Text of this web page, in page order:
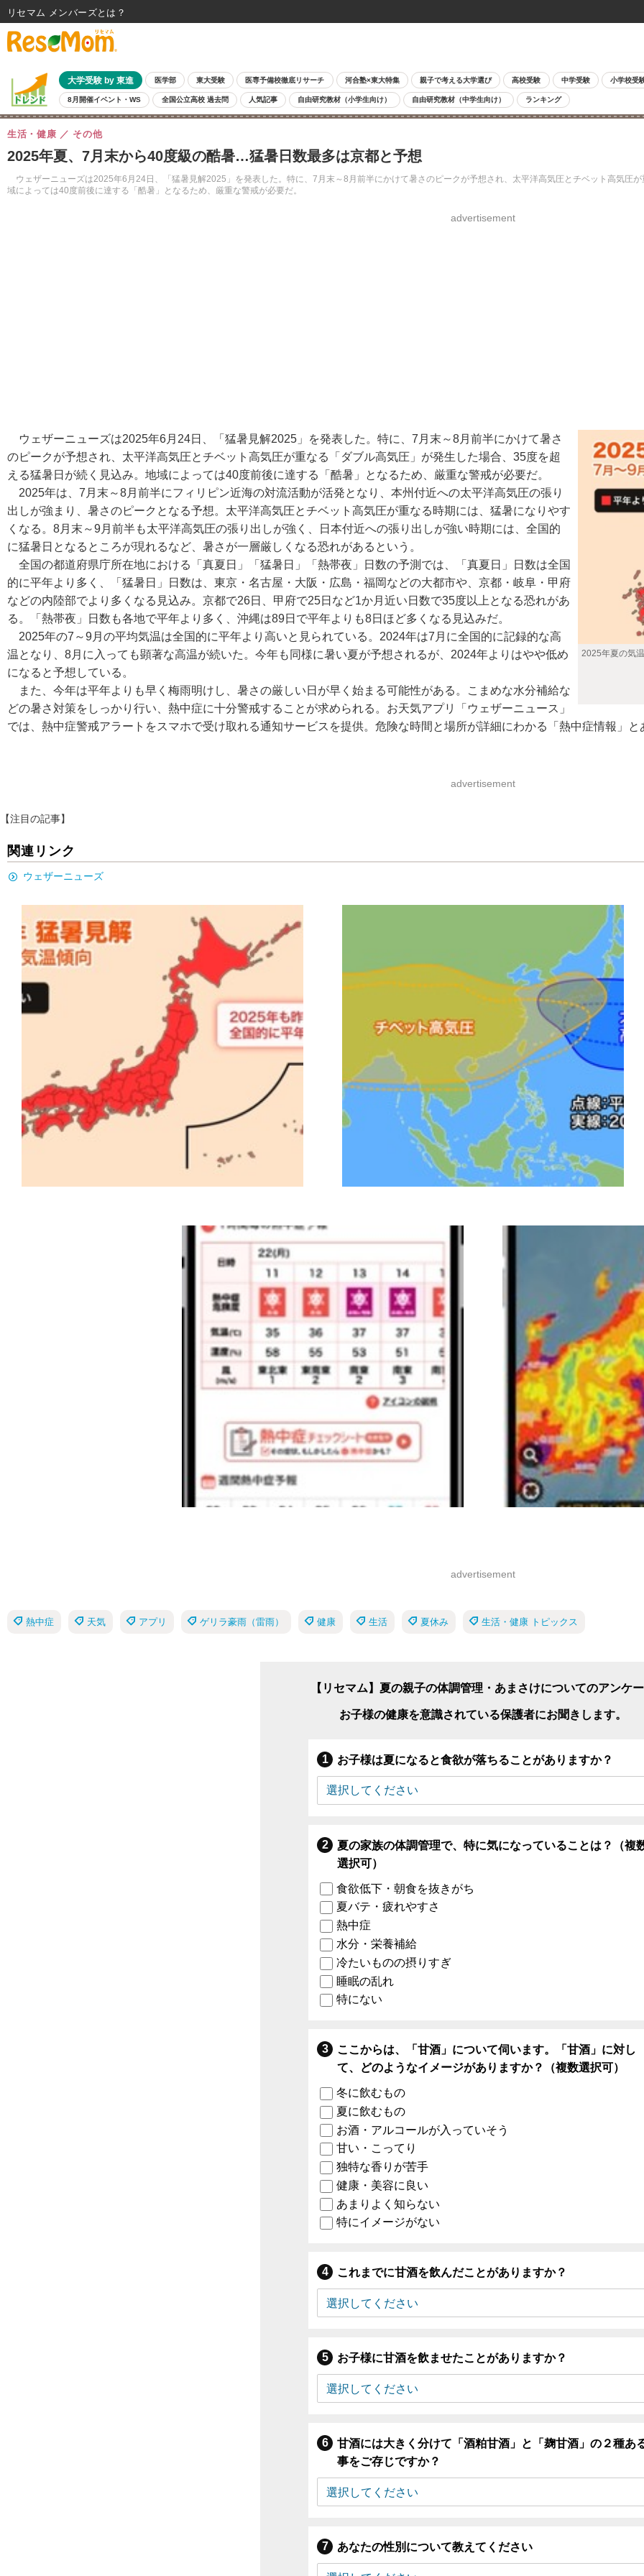
大学受験 by 東進 医学部 東大受験 医専予備校徹底リサーチ 河合塾×東大特集 親子で考える大学選び 高校受験 中学受験 小学校受
8月開催イベント・WS 全国公立高校 過去問 人気記事 自由研究教材（小学生向け） 自由研究教材（中学生向け） ランキング
2025年夏、7月末から40度級の酷暑…猛暑日数最多は京都と予想
ウェザーニューズは2025年6月24日、「猛暑見解2025」を発表した。特に、7月末～8月前半にかけて暑さのピークが予想され、太平洋高気圧とチベット高気圧
域によっては40度前後に達する「酷暑」となるため、厳重な警戒が必要だ。
生活・健康 その他
advertisement
2025年夏の気
ウェザーニューズは2025年6月24日、「猛暑見解2025」を発表した。特に、7月末～8月前半にかけて暑さ
のピークが予想され、太平洋高気圧とチベット高気圧が重なる「ダブル高気圧」が発生した場合、35度を超
える猛暑日が続く見込み。地域によっては40度前後に達する「酷暑」となるため、厳重な警戒が必要だ。
2025年は、7月末～8月前半にフィリピン近海の対流活動が活発となり、本州付近への太平洋高気圧の張り
出しが強まり、暑さのピークとなる予想。太平洋高気圧とチベット高気圧が重なる時期には、猛暑になりやす
くなる。8月末～9月前半も太平洋高気圧の張り出しが強く、日本付近への張り出しが強い時期には、全国的
に猛暑日となるところが現れるなど、暑さが一層厳しくなる恐れがあるという。
全国の都道府県庁所在地における「真夏日」「猛暑日」「熱帯夜」日数の予測では、「真夏日」日数は全国
的に平年より多く、「猛暑日」日数は、東京・名古屋・大阪・広島・福岡などの大都市や、京都・岐阜・甲府
などの内陸部でより多くなる見込み。京都で26日、甲府で25日など1か月近い日数で35度以上となる恐れがあ
る。「熱帯夜」日数も各地で平年より多く、沖縄は89日で平年よりも8日ほど多くなる見込みだ。
2025年の7～9月の平均気温は全国的に平年より高いと見られている。2024年は7月に全国的に記録的な高
温となり、8月に入っても顕著な高温が続いた。今年も同様に暑い夏が予想されるが、2024年よりはやや低め
になると予想している。
また、今年は平年よりも早く梅雨明けし、暑さの厳しい日が早く始まる可能性がある。こまめな水分補給な
どの暑さ対策をしっかり行い、熱中症に十分警戒することが求められる。お天気アプリ「ウェザーニュース」
では、熱中症警戒アラートをスマホで受け取れる通知サービスを提供。危険な時間と場所が詳細にわかる「熱中症情報」
advertisement
【注目の記事】
関連リンク
ウェザーニューズ
advertisement
熱中症 天気 アプリ ゲリラ豪雨（雷雨） 健康 生活 夏休み 生活・健康 トピックス
【リセマム】夏の親子の体調管理・あまさけについてのアンケ
お子様の健康を意識されている保護者にお聞きします。
お子様は夏になると食欲が落ちることがありますか？
夏の家族の体調管理で、特に気になっていることは？（複
選択可）
食欲低下・朝食を抜きがち
夏バテ・疲れやすさ
熱中症
水分・栄養補給
冷たいものの摂りすぎ
睡眠の乱れ
特にない
ここからは、「甘酒」について伺います。「甘酒」に対し
て、どのようなイメージがありますか？（複数選択可）
冬に飲むもの
夏に飲むもの
お酒・アルコールが入っていそう
甘い・こってり
独特な香りが苦手
健康・美容に良い
あまりよく知らない
特にイメージがない
これまでに甘酒を飲んだことがありますか？
お子様に甘酒を飲ませたことがありますか？
甘酒には大きく分けて「酒粕甘酒」と「麹甘酒」の２種あ
事をご存じですか？
あなたの性別について教えてください
リセマム メンバーズ